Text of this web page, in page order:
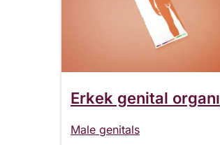
Erkek genital organı
Male genitals